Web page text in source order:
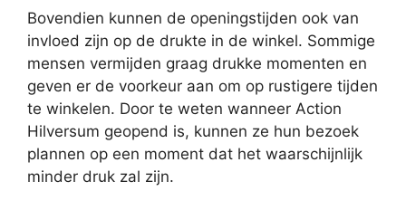
Bovendien kunnen de openingstijden ook van
invloed zijn op de drukte in de winkel. Sommige
mensen vermijden graag drukke momenten en
geven er de voorkeur aan om op rustigere tijden
te winkelen. Door te weten wanneer Action
Hilversum geopend is, kunnen ze hun bezoek
plannen op een moment dat het waarschijnlijk
minder druk zal zijn.